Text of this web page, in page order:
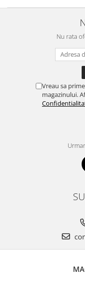
Nu rata
Vreau sa
magazinului.